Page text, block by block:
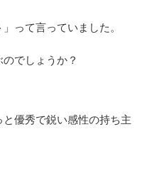
って言っていました。
でしょうか？
優秀で鋭い感性の持ち主